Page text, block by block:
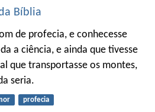
Bíblia
de profecia, e conhecesse
a ciência, e ainda que tivesse
que transportasse os montes,
seria.
profecia